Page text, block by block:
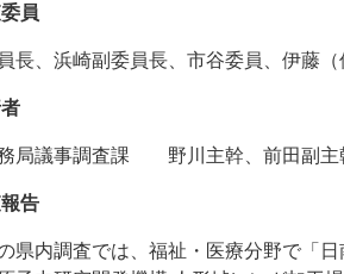
員
長、浜崎副委員長、市谷委員、伊藤
局議事調査課 野川主幹、前田副主
告
県内調査では、福祉・医療分野で「